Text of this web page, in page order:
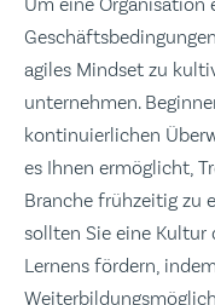
Um eine
agiles Mindset zu
unternehmen.
kontinuierlichen
es Ihnen ermöglicht,
Branche frühzeitig zu
sollten Sie eine Kultur
Lernens fördern,